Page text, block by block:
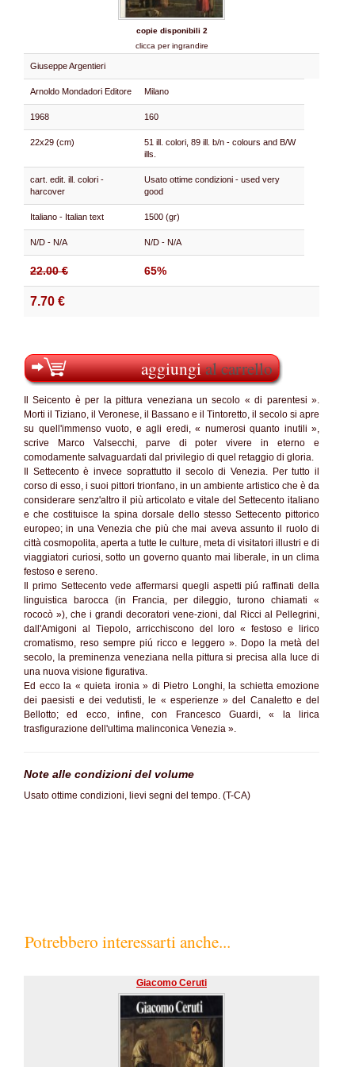
copie disponibili 2
clicca per ingrandire
Giuseppe Argentieri
Arnoldo Mondadori Editore Milano
1968 160
22x29 (cm)
51 ill. colori, 89 ill. b/n - colours and B/W
ills.
cart. edit. ill. colori -
harcover
Usato ottime condizioni - used very
good
Italiano - Italian text 1500 (gr)
N/D - N/A N/D - N/A
22.00 € 65%
7.70 €
aggiungial carrello
Il Seicento è per la pittura veneziana un secolo « di parentesi ».
Morti il Tiziano, il Veronese, il Bassano e il Tintoretto, il secolo si apre
su quell'immenso vuoto, e agli eredi, « numerosi quanto inutili »,
scrive Marco Valsecchi, parve di poter vivere in eterno e
comodamente salvaguardati dal privilegio di quel retaggio di gloria.
Il Settecento è invece soprattutto il secolo di Venezia. Per tutto il
corso di esso, i suoi pittori trionfano, in un ambiente artistico che è da
considerare senz'altro il più articolato e vitale del Settecento italiano
e che costituisce la spina dorsale dello stesso Settecento pittorico
europeo; in una Venezia che più che mai aveva assunto il ruolo di
città cosmopolita, aperta a tutte le culture, meta di visitatori illustri e di
viaggiatori curiosi, sotto un governo quanto mai liberale, in un clima
festoso e sereno.
Il primo Settecento vede affermarsi quegli aspetti piú raffinati della
linguistica barocca (in Francia, per dileggio, turono chiamati «
rococò »), che i grandi decoratori vene-zioni, dal Ricci al Pellegrini,
dall'Amigoni al Tiepolo, arricchiscono del loro « festoso e lirico
cromatismo, reso sempre piú ricco e leggero ». Dopo la metà del
secolo, la preminenza veneziana nella pittura si precisa alla luce di
una nuova visione figurativa.
Ed ecco la « quieta ironia » di Pietro Longhi, la schietta emozione
dei paesisti e dei vedutisti, le « esperienze » del Canaletto e del
Bellotto; ed ecco, infine, con Francesco Guardi, « la lirica
trasfigurazione dell'ultima malinconica Venezia ».
Note alle condizioni del volume
Usato ottime condizioni, lievi segni del tempo. (T-CA)
Potrebbero interessarti anche...
Giacomo Ceruti